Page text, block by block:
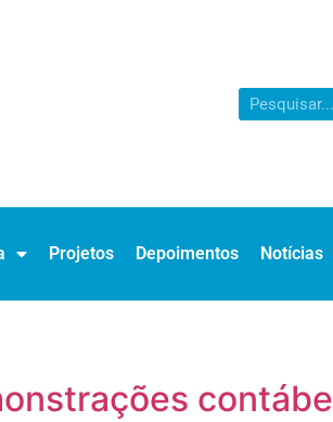
Projetos Depoimentos Notícias